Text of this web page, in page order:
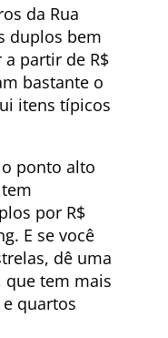
da Rua
duplos bem
partir de R$
bastante o
itens típicos
ponto alto
por R$
E se você
dê uma
que tem mais
quartos